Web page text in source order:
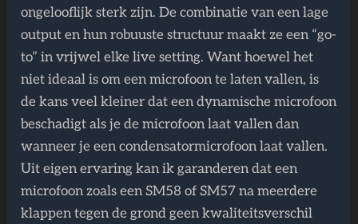
ongelooflijk sterk zijn. De combinatie van een lage
output en hun robuuste structuur maakt ze een “go-
to” in vrijwel elke live setting. Want hoewel het
niet ideaal is om een ​​microfoon te laten vallen, is
de kans veel kleiner dat een dynamische microfoon
beschadigt als je de microfoon laat vallen dan
wanneer je een condensatormicrofoon laat vallen.
Uit eigen ervaring kan ik garanderen dat een
microfoon zoals een SM58 of SM57 na meerdere
klappen tegen de grond geen kwaliteitsverschil